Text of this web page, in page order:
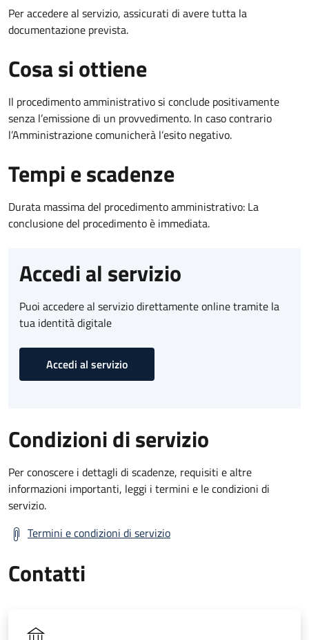
Per accedere al servizio, assicurati di avere tutta la
documentazione prevista.
Cosa si ottiene
Il procedimento amministrativo si conclude positivamente
senza l’emissione di un provvedimento. In caso contrario
l’Amministrazione comunicherà l’esito negativo.
Tempi e scadenze
Durata massima del procedimento amministrativo: La
conclusione del procedimento è immediata.
Accedi al servizio
Puoi accedere al servizio direttamente online tramite la
tua identità digitale
Accedi al servizio
Condizioni di servizio
Per conoscere i dettagli di scadenze, requisiti e altre
informazioni importanti, leggi i termini e le condizioni di
servizio.
Termini e condizioni di servizio
Contatti